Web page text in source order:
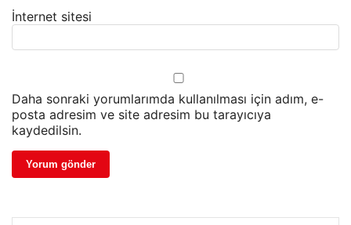
İnternet sitesi
Daha sonraki yorumlarımda kullanılması için adım, e-
posta adresim ve site adresim bu tarayıcıya
kaydedilsin.